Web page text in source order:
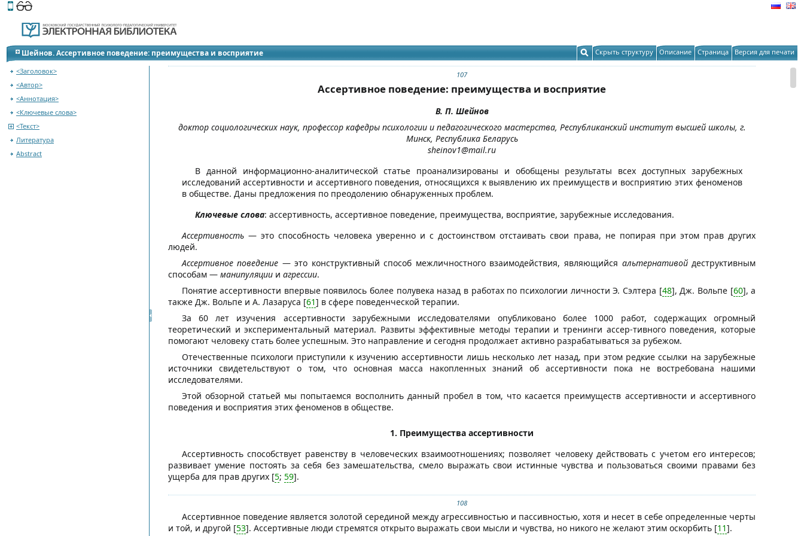
Этот сайт поддерживает
Шейнов. Ассертивное поведение: преимущества и восприятие Скрыть структуру Описание Страница Версия для печати
<Заголовок>
<Автор>
<Аннотация>
<Ключевые слова>
<Текст>
Литература
Abstract
К оглавлению журнала
107
Ассертивное поведение: преимущества и восприятие
В. П. Шейнов
доктор социологических наук, профессор кафедры психологии и педагогического мастерства, Республиканский институт высшей школы, г.
Минск, Республика Беларусь
sheinov1@mail.ru
В данной информационно-аналитической статье проанализированы и обобщены результаты всех доступных зарубежных
исследований ассертивности и ассертивного поведения, относящихся к выявлению их преимуществ и восприятию этих феноменов
в обществе. Даны предложения по преодолению обнаруженных проблем.
Ключевые слова: ассертивность, ассертивное поведение, преимущества, восприятие, зарубежные исследования.
Ассертивность— это способность человека уверенно и с достоинством отстаивать свои права, не попирая при этом прав других
людей.
Ассертивное поведение — это конструктивный способ межличностного взаимодействия, являющийся альтернативойдеструктивным
способам — манипуляциии агрессии.
Понятие ассертивности впервые появилось более полувека назад в работах по психологии личности Э. Сэлтера [48], Дж. Вольпе [60], а
также Дж. Вольпе и А. Лазаруса [61] в сфере поведенческой терапии.
За 60 лет изучения ассертивности зарубежными исследователями опубликовано более 1000 работ, содержащих огромный
теоретический и экспериментальный материал. Развиты эффективные методы терапии и тренинги ассер-тивного поведения, которые
помогают человеку стать более успешным. Это направление и сегодня продолжает активно разрабатываться за рубежом.
Отечественные психологи приступили к изучению ассертивности лишь несколько лет назад, при этом редкие ссылки на зарубежные
источники свидетельствуют о том, что основная масса накопленных знаний об ассертивности пока не востребована нашими
исследователями.
Этой обзорной статьей мы попытаемся восполнить данный пробел в том, что касается преимуществ ассертивности и ассертивного
поведения и восприятия этих феноменов в обществе.
1. Преимущества ассертивности
Ассертивность способствует равенству в человеческих взаимоотношениях; позволяет человеку действовать с учетом его интересов;
развивает умение постоять за себя без замешательства, смело выражать свои истинные чувства и пользоваться своими правами без
ущерба для прав других [5; 59].
108
Ассертивнное поведение является золотой серединой между агрессивностью и пассивностью, хотя и несет в себе определенные черты
и той, и другой [53]. Ассертивные люди стремятся открыто выражать свои мысли и чувства, но никого не желают этим оскорбить [11].